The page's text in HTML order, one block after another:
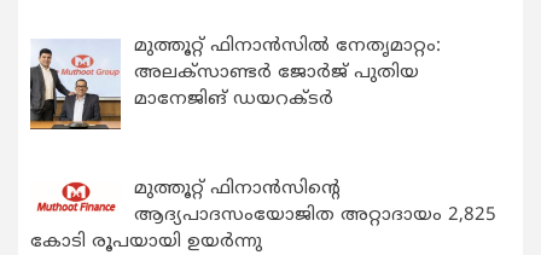
മുത്തൂറ്റ് ഫിനാൻസിൽ നേതൃമാറ്റം:
അലക്സാണ്ടർ ജോർജ് പുതിയ
മാനേജിങ് ഡയറക്ടർ
മുത്തൂറ്റ് ഫിനാൻസിന്റെ
ആദ്യപാദസംയോജിത അറ്റാദായം 2,825
കോടി രൂപയായി ഉയർന്നു